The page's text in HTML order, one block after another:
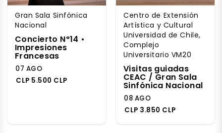
Gran Sala Sinfónica
Nacional
Concierto N°14 •
Impresiones
Francesas
07 AGO
CLP 5.500 CLP
Centro de Extensión
Artística y Cultural
Universidad de Chile,
Complejo
Universitario VM20
Visitas guiadas
CEAC / Gran Sala
Sinfónica Nacional
08 AGO
CLP 3.850 CLP